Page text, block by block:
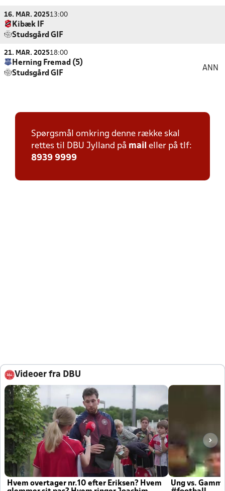
16. MAR. 202513:00
Kibæk IF
Studsgård GIF
21. MAR. 202518:00
Herning Fremad (5)
Studsgård GIF
ANN
Spørgsmål omkring denne række skal
rettes til DBU Jylland på mail eller på tlf:
8939 9999
Videoer fra DBU
Hvem overtager nr.10 efter Eriksen? Hvem
Ung vs.